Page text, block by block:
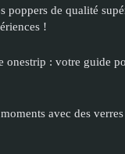
poppers de qualité
!
onestrip : votre guide
avec des